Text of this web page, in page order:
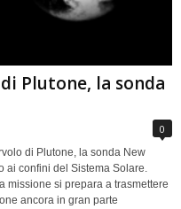
Plutone, la sonda
0
di Plutone, la sonda New
ai confini del Sistema Solare.
missione si prepara a trasmettere
ancora in gran parte